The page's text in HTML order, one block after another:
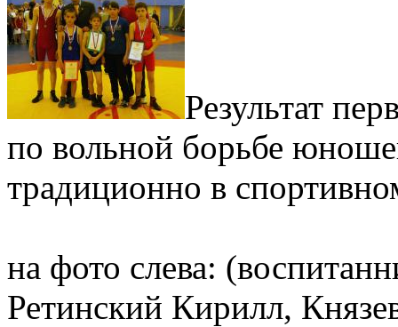
Результат
по вольной борьбе
традиционно в
на фото слева:
Ретинский Кирилл,